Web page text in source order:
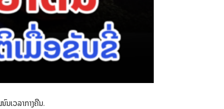
ເວລາກາງຄືນ.